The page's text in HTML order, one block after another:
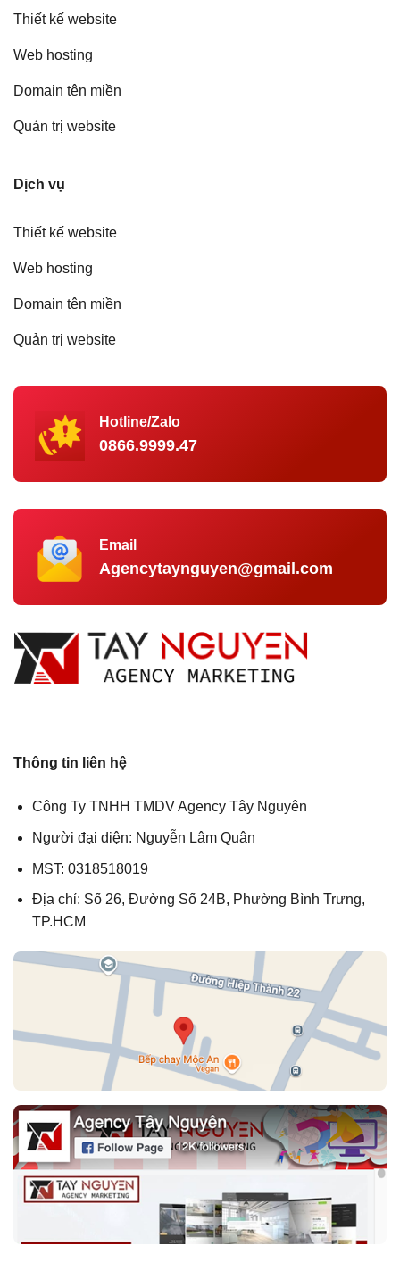
Thiết kế website
Web hosting
Domain tên miền
Quản trị website
Dịch vụ
Thiết kế website
Web hosting
Domain tên miền
Quản trị website
Hotline/Zalo
0866.9999.47
Email
Agencytaynguyen@gmail.com
Thông tin liên hệ
Công Ty TNHH TMDV Agency Tây Nguyên
Người đại diện: Nguyễn Lâm Quân
MST: 0318518019
Địa chỉ: Số 26, Đường Số 24B, Phường Bình Trưng,
TP.HCM